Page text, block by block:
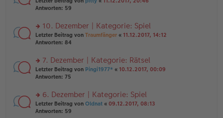
a
g
er
tr
a
g
g
el
e
n
er
tr
a
g
te
n
g
el
e
n
er
tr
a
g
Antworten: 59
rs
te
n
g
el
e
n
er
10. Dezember | Kategorie: Spiel
Letzter Beitrag von Traumfänger « 11.12.2017, 14:12
Antworten: 84
rs
te
n
g
el
7. Dezember | Kategorie: Rätsel
Letzter Beitrag von Pingi1977* « 10.12.2017, 00:09
Antworten: 75
rs
te
6. Dezember | Kategorie: Spiel
Letzter Beitrag von Oldnat « 09.12.2017, 08:13
Antworten: 59